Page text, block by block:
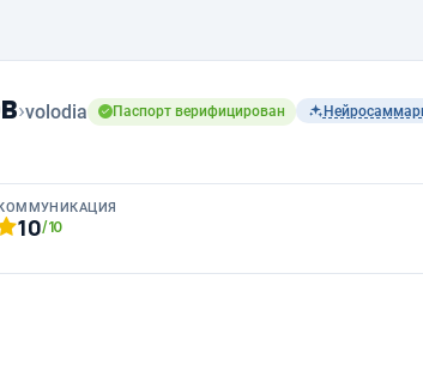
›volodia Паспорт верифицирован
10/10